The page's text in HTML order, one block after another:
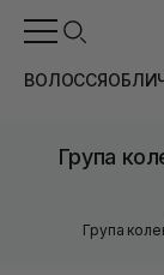
ВОЛОССЯ
Група
Група